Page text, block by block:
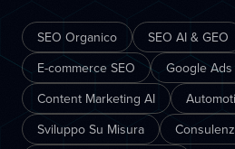
SEO Organico SEO AI & GEO
E-commerce SEO
Google Ads
Content Marketing AI
Sviluppo Su Misura